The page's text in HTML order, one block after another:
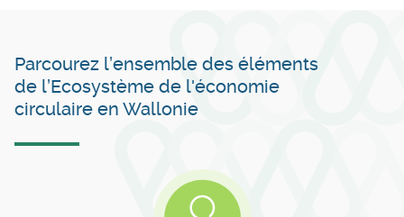
Parcourez l’ensemble des éléments
de l’Ecosystème de l'économie
circulaire en Wallonie